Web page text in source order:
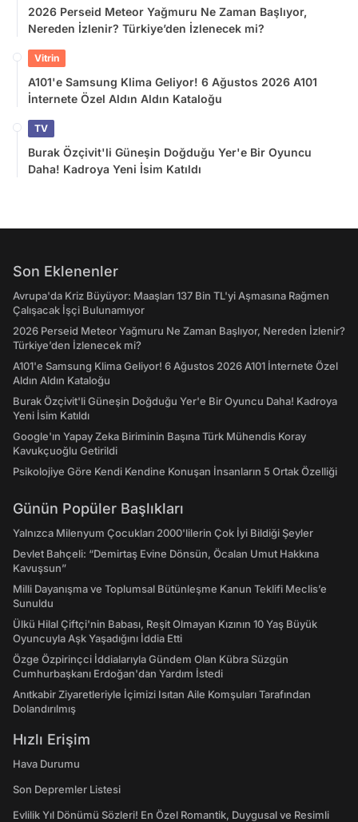
2026 Perseid Meteor Yağmuru Ne Zaman Başlıyor,
Nereden İzlenir? Türkiye’den İzlenecek mi?
Vitrin
A101'e Samsung Klima Geliyor! 6 Ağustos 2026 A101
İnternete Özel Aldın Aldın Kataloğu
TV
Burak Özçivit'li Güneşin Doğduğu Yer'e Bir Oyuncu
Daha! Kadroya Yeni İsim Katıldı
Son Eklenenler
Avrupa'da Kriz Büyüyor: Maaşları 137 Bin TL'yi Aşmasına Rağmen
Çalışacak İşçi Bulunamıyor
2026 Perseid Meteor Yağmuru Ne Zaman Başlıyor, Nereden İzlenir?
Türkiye’den İzlenecek mi?
A101'e Samsung Klima Geliyor! 6 Ağustos 2026 A101 İnternete Özel
Aldın Aldın Kataloğu
Burak Özçivit'li Güneşin Doğduğu Yer'e Bir Oyuncu Daha! Kadroya
Yeni İsim Katıldı
Google'ın Yapay Zeka Biriminin Başına Türk Mühendis Koray
Kavukçuoğlu Getirildi
Psikolojiye Göre Kendi Kendine Konuşan İnsanların 5 Ortak Özelliği
Günün Popüler Başlıkları
Yalnızca Milenyum Çocukları 2000'lilerin Çok İyi Bildiği Şeyler
Devlet Bahçeli: “Demirtaş Evine Dönsün, Öcalan Umut Hakkına
Kavuşsun”
Milli Dayanışma ve Toplumsal Bütünleşme Kanun Teklifi Meclis’e
Sunuldu
Ülkü Hilal Çiftçi'nin Babası, Reşit Olmayan Kızının 10 Yaş Büyük
Oyuncuyla Aşk Yaşadığını İddia Etti
Özge Özpirinçci İddialarıyla Gündem Olan Kübra Süzgün
Cumhurbaşkanı Erdoğan'dan Yardım İstedi
Anıtkabir Ziyaretleriyle İçimizi Isıtan Aile Komşuları Tarafından
Dolandırılmış
Hızlı Erişim
Hava Durumu
Son Depremler Listesi
Evlilik Yıl Dönümü Sözleri! En Özel Romantik, Duygusal ve Resimli